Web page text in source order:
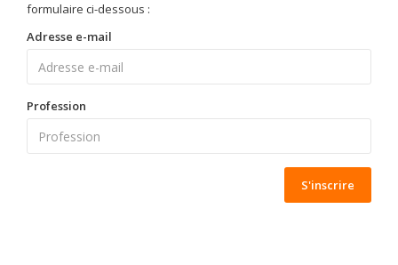
formulaire ci-dessous :
Adresse e-mail
Profession
S'inscrire